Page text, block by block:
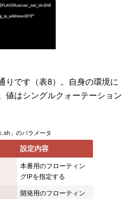
です（表8）。自身の環境に
値はシングルクォーテーション
」のパラメータ
設定内容
本番用のフローティン
グIPを指定する
開発用のフローティン